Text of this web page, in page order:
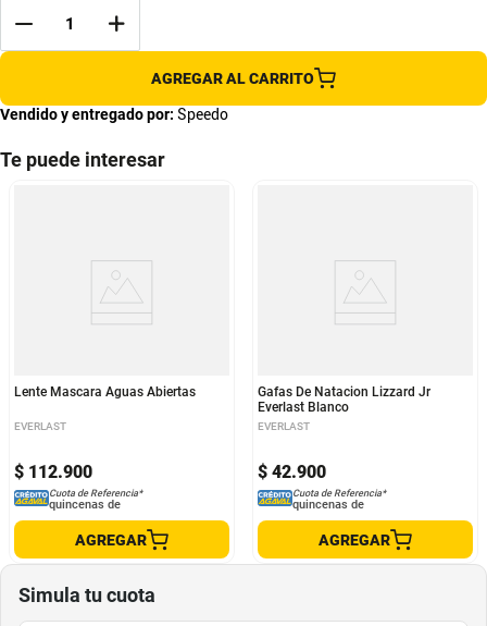
AGREGAR AL CARRITO
Vendido y entregado por: Speedo
Te puede interesar
Lente Mascara Aguas Abiertas
EVERLAST
$ 112.900
Cuota de Referencia*
quincenas de
AGREGAR
Gafas De Natacion Lizzard Jr
Everlast Blanco
EVERLAST
$ 42.900
Cuota de Referencia*
quincenas de
AGREGAR
Simula tu cuota